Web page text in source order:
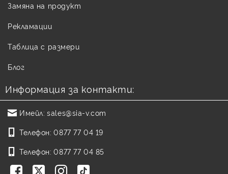
Замяна на продукт
Рекламации
Таблица с размери
Блог
Информация за контакти:
Имейл: sales@sia-v.com
Телефон: 0877 77 04 19
Телефон: 0877 77 04 85